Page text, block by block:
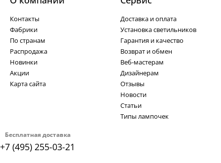
Бесплатная доставка
+7 (495) 255-03-21
Контакты
Фабрики
По странам
Распродажа
Новинки
Акции
Карта сайта
Доставка и оплата
Установка светильников
Гарантия и качество
Возврат и обмен
Веб-мастерам
Дизайнерам
Отзывы
Новости
Статьи
Типы лампочек